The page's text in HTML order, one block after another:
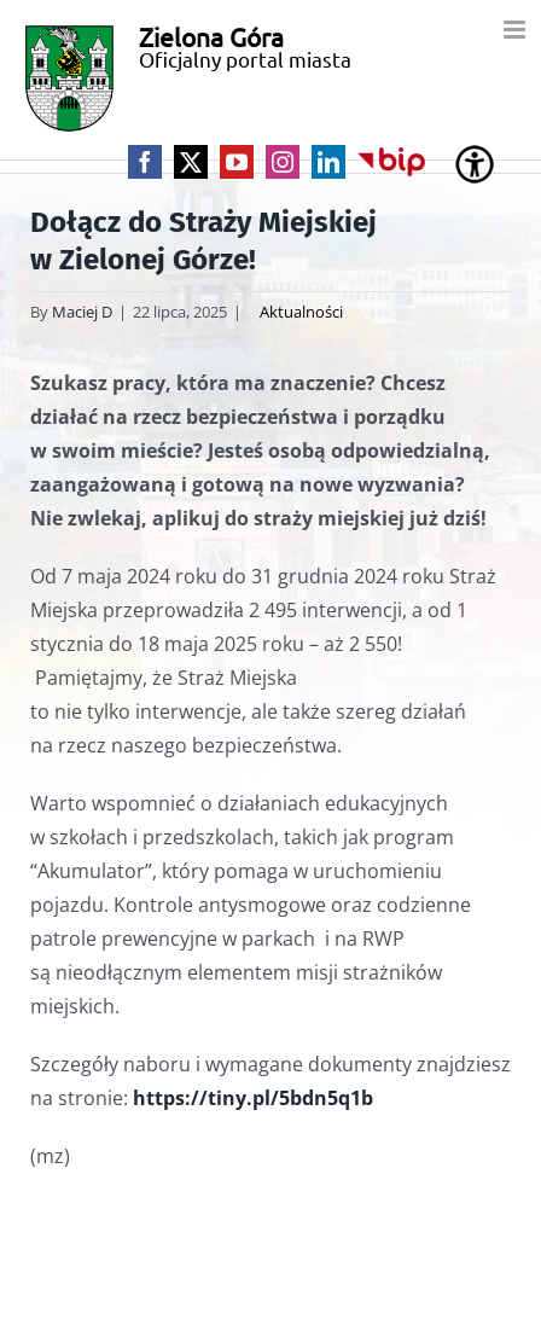
zawartości
Miasto
Zielona
Góra
Zielona Góra
Oficjalny portal miasta
Facebook
X YouTubeInstagramLinkedInBIP
Dołącz do Straży Miejskiej
w Zielonej Górze!
By Maciej D | 22 lipca, 2025 | Aktualności
Szukasz pracy, która ma znaczenie? Chcesz
działać na rzecz bezpieczeństwa i porządku
w swoim mieście? Jesteś osobą odpowiedzialną,
zaangażowaną i gotową na nowe wyzwania?
Nie zwlekaj, aplikuj do straży miejskiej już dziś!
Od 7 maja 2024 roku do 31 grudnia 2024 roku Straż
Miejska przeprowadziła 2 495 interwencji, a od 1
stycznia do 18 maja 2025 roku – aż 2 550!
Pamiętajmy, że Straż Miejska
to nie tylko interwencje, ale także szereg działań
na rzecz naszego bezpieczeństwa.
Warto wspomnieć o działaniach edukacyjnych
w szkołach i przedszkolach, takich jak program
“Akumulator”, który pomaga w uruchomieniu
pojazdu. Kontrole antysmogowe oraz codzienne
patrole prewencyjne w parkach i na RWP
są nieodłącznym elementem misji strażników
miejskich.
Szczegóły naboru i wymagane dokumenty znajdziesz
na stronie: https://tiny.pl/5bdn5q1b
(mz)